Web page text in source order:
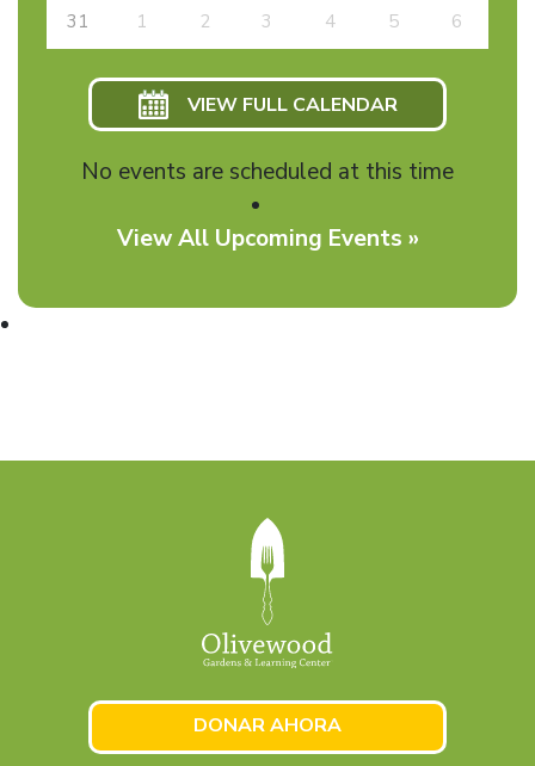
31 1 2 3 4 5 6
VIEW FULL CALENDAR
No events are scheduled at this time
View All Upcoming Events »
DONAR AHORA